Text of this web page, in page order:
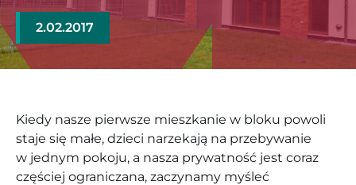
2.02.2017
Kiedy nasze pierwsze mieszkanie w bloku powoli
staje się małe, dzieci narzekają na przebywanie
w jednym pokoju, a nasza prywatność jest coraz
częściej ograniczana, zaczynamy myśleć